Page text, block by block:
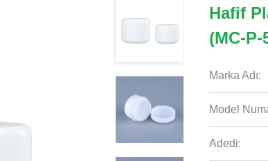
Hafif
(MC-P-
Marka Adı:
Model
Adedi: